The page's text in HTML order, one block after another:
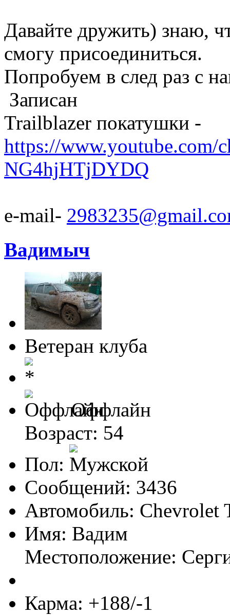
Давайте дружить) знаю,
смогу присоединиться.
Попробуем в след раз с
Записан
Trailblazer покатушки -
https://
NG4hjHTjDYDQ
e-mail-
Вадимыч
Ветеран клуба
Оффлайн
Возраст: 54
Пол:
Сообщений: 3436
Автомобиль: Chevrolet
Имя: Вадим
Местоположение:
Карма: +188/-1